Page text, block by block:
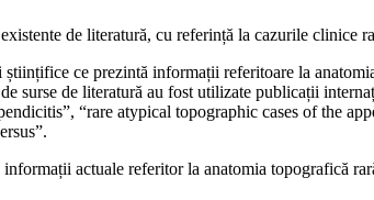
de literatură, cu referință la cazurile clinice
ce prezintă informații referitoare la
surse de literatură au fost utilizate publicații
“rare atypical topographic cases of the
actuale referitor la anatomia topografică